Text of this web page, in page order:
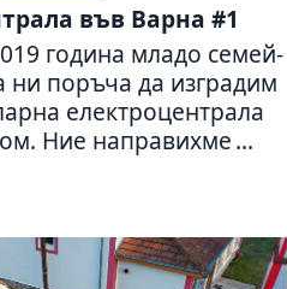
във Варна #1
година младо семей­
ни поръча да изгра­дим
елект­ро­цен­трала
Ние напра­вихме ...